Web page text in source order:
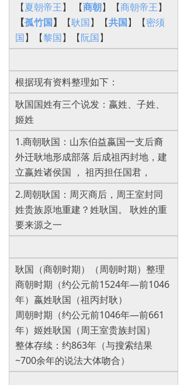
【夏朝帝王】 【商朝】【商朝帝王】
【孤竹国】 【耿国】【共国】【密须
国】【黎国】【阮国】
根据现有资料整理如下：
耿国国姓有三个说发：嬴姓、子姓、
姬姓
1.商朝耿国：山东伯益嬴国一支后裔
外迁耿地形成部落 后成祖丙封地，建
立嬴姓诸侯国 ， 祖丙担任国君，
2.周朝耿国：周灭商后，周王室封同
姓贵族原地重建？姓耿国。 耿姓的重
要来源之一‌
耿国（商朝时期）（周朝时期）整理
商朝时期（约公元前1524年—前1046
年）嬴姓耿国（祖丙封耿）
周朝时期（约公元前1046年—前661
年）姬姓耿国（周王室贵族封国）
整体存续：约863年（与搜索结果
~700余年的说法大体吻合）